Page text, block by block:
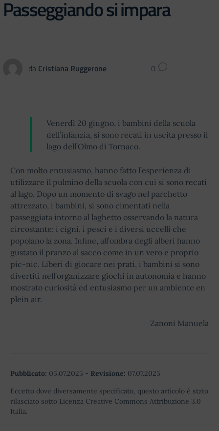
Passeggiando si impara
da Cristiana Ruggerone 0
Venerdì 20 giugno, i bambini della scuola
dell’infanzia, si sono recati in uscita presso il
lago dell’Olmo di Tornaco.
Con molto entusiasmo, hanno fatto l’esperienza di
utilizzare il pulmino della scuola con cui si sono recati
al lago. Dopo un momento di svago nel parchetto
attrezzato, i bambini, si sono cimentati nella
passeggiata intorno al laghetto osservando la natura
circostante: i cigni, i pesci e i diversi uccelli che
popolano la zona. Infine, all’ombra degli alberi hanno
gustato il pranzo al sacco come in un vero e proprio
pic-nic. Liberi di giocare nei prati, i bambini si sono
divertiti nell’organizzare giochi in autonomia e hanno
mostrato curiosità ed entusiasmo per un ambiente en
plein air.
Zanoni Manuela
Pubblicato: 05.07.2025 - Revisione: 07.07.2025
Eccetto dove diversamente specificato, questo articolo è stato
rilasciato sotto Licenza Creative Commons Attribuzione 3.0
Italia.